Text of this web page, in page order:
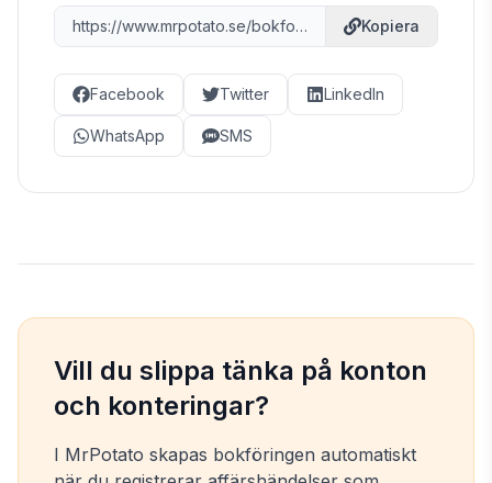
https://www.mrpotato.se/bokfora-konton/2018 Kopiera
Facebook Twitter LinkedIn
WhatsApp SMS
Vill du slippa tänka på konton
och konteringar?
I MrPotato skapas bokföringen automatiskt